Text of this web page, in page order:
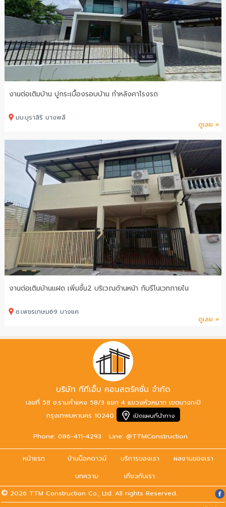
งานต่อเติมบ้าน ปูกระเบื้องรอบบ้าน ทำหลังคาโรงรถ
มบ.บุราสิริ บางพลี
ดูเลย »
งานต่อเติมบ้านแฝด เพิ่มชั้น2 บริเวณด้านหน้า กับรีโนเวทภายใน
ซ.เพชรเกษม69 บางแค
ดูเลย »
บริษัท ทีทีเอ็ม คอนสตรัคชั่น จำกัด
เลขที่ 58 ซ.รามคำแหง 58/3 แยก 4 แขวงหัวหมาก เขตบางกะปิ
กรุงเทพมหานคร 10240
เปิดแผนที่นำทาง
Phone: 086-411-4293 Line: @TTMConstruction
หน้าแรก บ้านน็อคดาวน์ บริการของเรา
ผลงานของเรา
บทความ
เกี่ยวกับเรา
© 2026 TTM Construction Co., Ltd. All rights Reserved.